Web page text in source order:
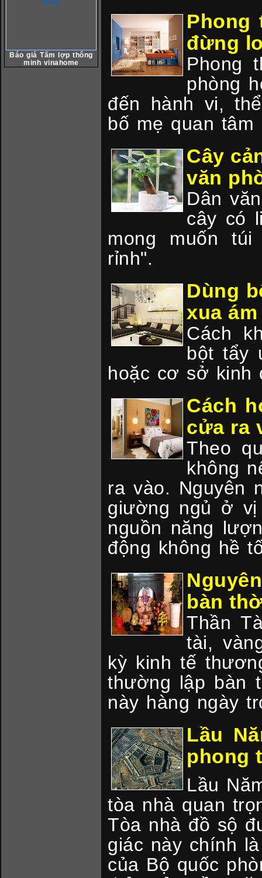
Báo giá Tấm lợp thông
minh vinahome
Phong
đừng
Phong
phòng
đến hành vi,
bố mẹ quan tâm
Cây
văn
Dân
cây có
mong muốn
rỉnh".
Dùng
xua
Cách
bột tẩy
hoặc cơ sở kinh
Cách
cửa ra
Theo
không
ra vào. Nguyên
giường ngủ ở
nguồn năng
động không hề
bàn
Thần
tài,
kỳ kinh tế
thường lập bàn
này hàng ngày
Lầu
phong
Lầu
tòa nhà quan
Tòa nhà đồ sộ
giác này chính
của Bộ quốc